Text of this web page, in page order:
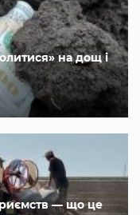
на дощ і
— що це